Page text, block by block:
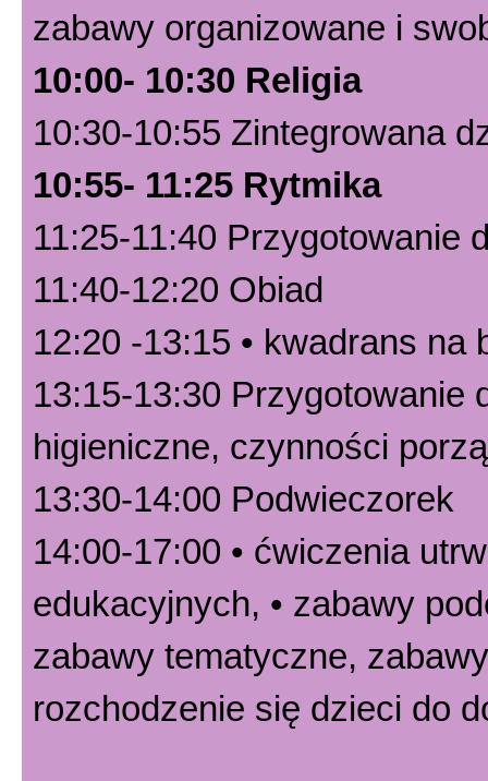
zabawy organizowane i
10:00- 10:30 Religia
10:30-10:55 Zintegrowana
10:55- 11:25 Rytmika
11:25-11:40 Przygotowanie
11:40-12:20 Obiad
12:20 -13:15 • kwadrans
13:15-13:30 Przygotowanie
higieniczne, czynności
13:30-14:00 Podwieczorek
14:00-17:00 • ćwiczenia
edukacyjnych, • zabawy
zabawy tematyczne,
rozchodzenie się dzieci do